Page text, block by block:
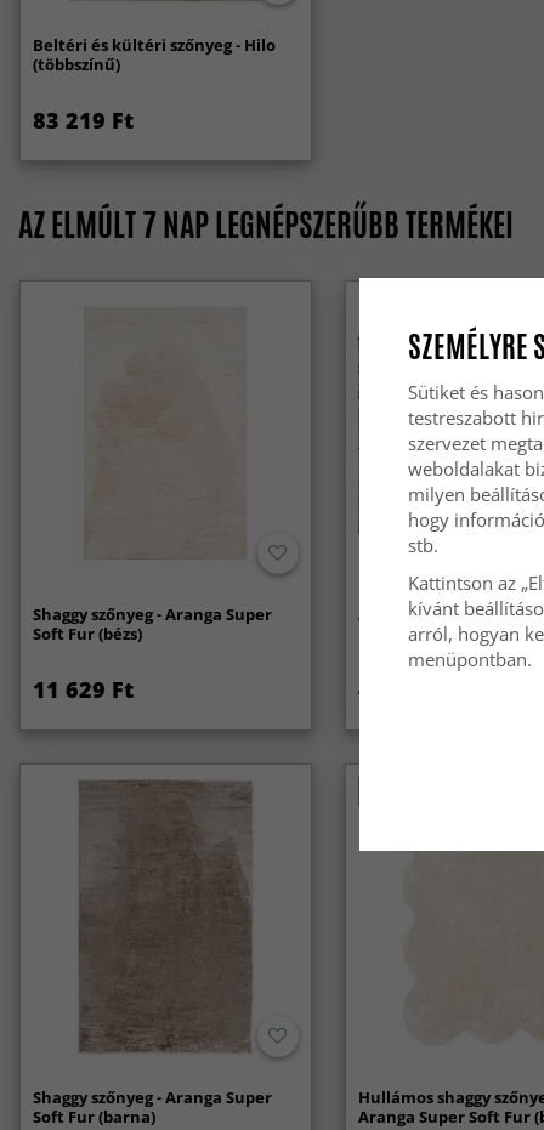
Beltéri és kültéri szőnyeg - Hilo
(többszínű)
83 219 Ft
AZ ELMÚLT 7 NAP LEGNÉPSZERŰBB TERMÉKEI
Shaggy szőnyeg - Aranga Super
Soft Fur (bézs)
11 629 Ft
Anti-slip/Csúszásgátló
4 969 Ft
Shaggy szőnyeg - Aranga Super
Soft Fur (barna)
Hullámos shaggy
Aranga Super Soft Fur
SZEMÉLYRE
Sütiket és
testreszabott
szervezet
weboldalakat
milyen
hogy
stb.
Kattintson az
kívánt
arról, hogyan
menüpontban.